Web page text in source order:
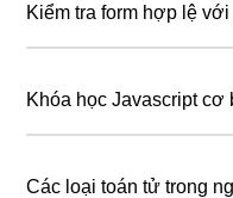
Kiểm tra form hợp lệ
Khóa học Javascript cơ
Các loại toán tử trong